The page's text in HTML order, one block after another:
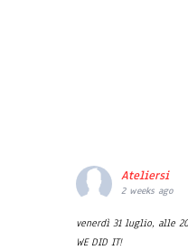
Ateliersi
2 weeks ago
venerdì 31 luglio, alle
WE DID IT!